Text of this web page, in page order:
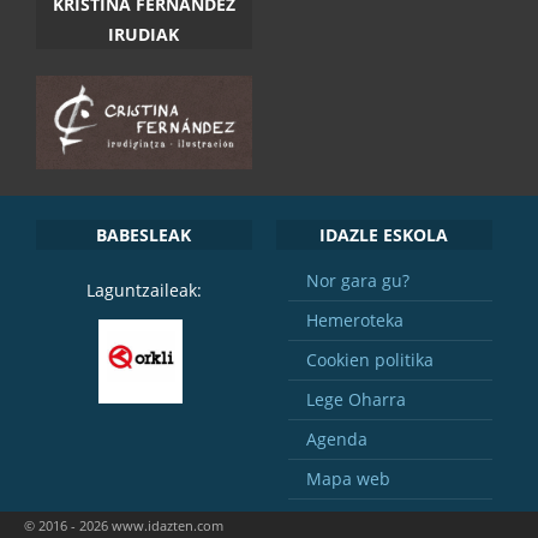
IRUDIAK
BABESLEAK
Laguntzaileak:
IDAZLE ESKOLA
Nor gara gu?
Hemeroteka
Cookien politika
Lege Oharra
Agenda
Mapa web
© 2016 - 2026 www.idazten.com